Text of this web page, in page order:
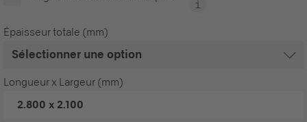
Épaisseur totale (mm)
Longueur x Largeur (mm)
2.800 x 2.100